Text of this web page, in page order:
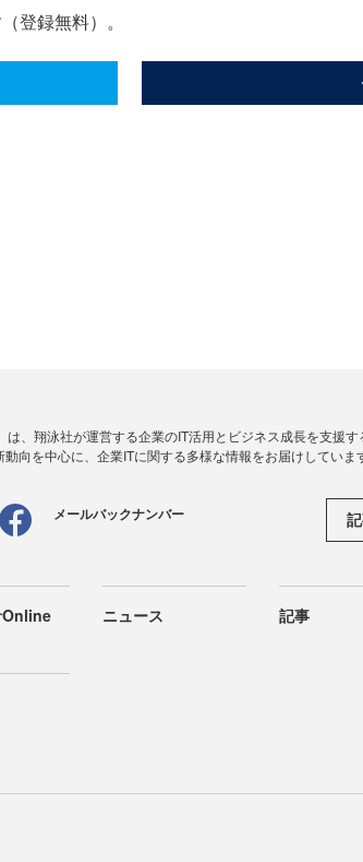
登録無料）。
は、翔泳社が運営する企業のIT活用とビジネス成長を支援
向を中心に、企業ITに関する多様な情報をお届けしていま
メールバックナンバー
Online ニュース 記事